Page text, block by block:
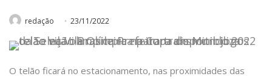
redação 23/11/2022
O telão ficará no estacionamento, nas proximidades das